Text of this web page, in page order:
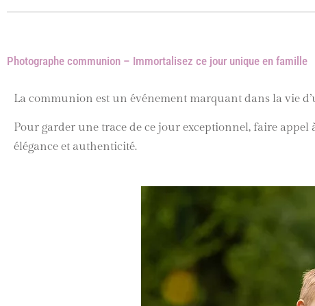
Photographe communion – Immortalisez ce jour unique en famille
La communion est un événement marquant dans la vie
Pour garder une trace de ce jour exceptionnel, faire appel
élégance et authenticité.